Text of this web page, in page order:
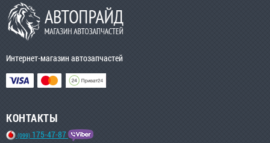
Интернет-магазин автозапчастей
КОНТАКТЫ
(099) 175-47-87